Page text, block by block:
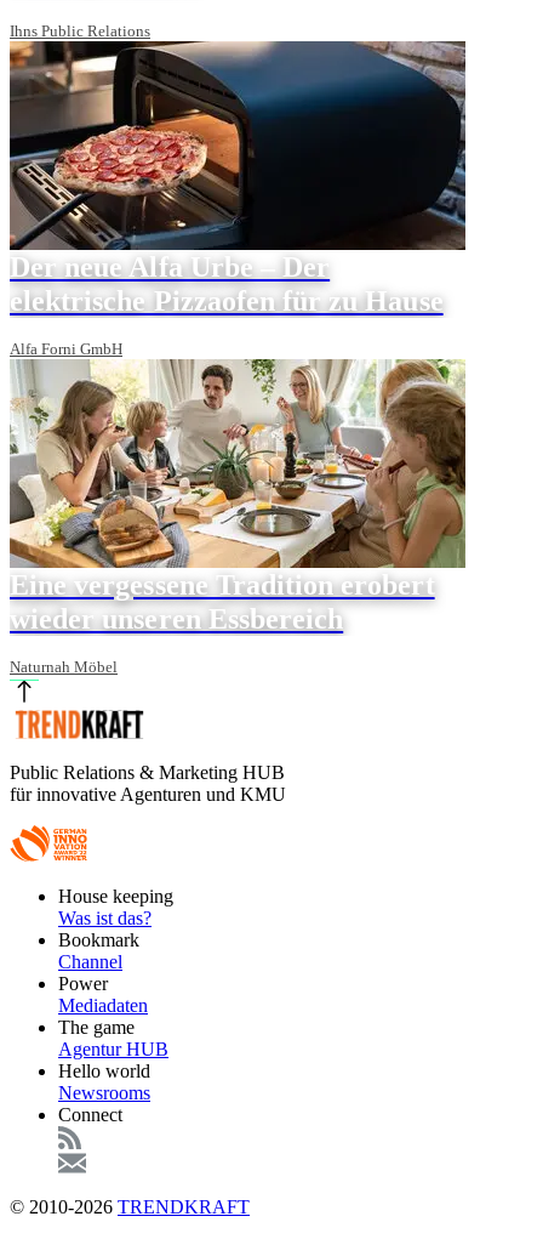
Ihns Public Relations
Der neue Alfa Urbe – Der
elektrische Pizzaofen für zu Hause
Alfa Forni GmbH
Eine vergessene Tradition erobert
wieder unseren Essbereich
Naturnah Möbel
Public Relations & Marketing HUB
für innovative Agenturen und KMU
FooterHouse keeping
Was ist das?
Bookmark
Channel
Power
Mediadaten
The game
Agentur HUB
Hello world
Newsrooms
Connect
© 2010-2026 TRENDKRAFT